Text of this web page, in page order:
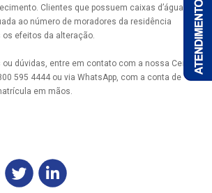
Clientes que possuem caixas d’água
ao número de moradores da residência
efeitos da alteração.
dúvidas, entre em contato com a nossa Central
595 4444 ou via WhatsApp, com a conta de
em mãos.